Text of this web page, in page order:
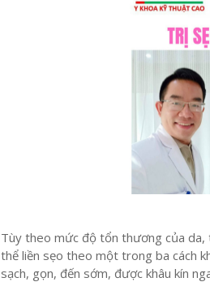
Tùy theo mức độ tổn thương của
thể liền sẹo theo một trong ba cách
sạch, gọn, đến sớm, được khâu kín